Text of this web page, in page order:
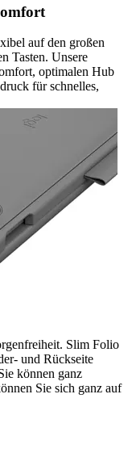
auf den großen
Tasten. Unsere
optimalen Hub
für schnelles,
Slim Folio
und Rückseite
können ganz
Sie sich ganz auf